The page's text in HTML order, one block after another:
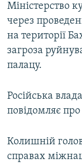
Міністерство
через
на території
загроза
палацу.
Російська
повідомляє
Колишній
справах